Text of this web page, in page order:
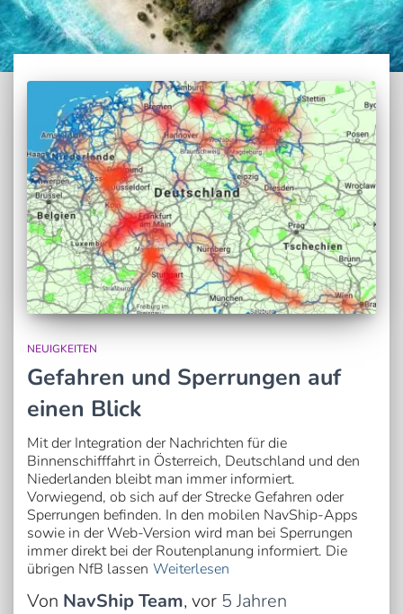
NEUIGKEITEN
Gefahren und Sperrungen auf
einen Blick
Mit der Integration der Nachrichten für die
Binnenschifffahrt in Österreich, Deutschland und den
Niederlanden bleibt man immer informiert.
Vorwiegend, ob sich auf der Strecke Gefahren oder
Sperrungen befinden. In den mobilen NavShip-Apps
sowie in der Web-Version wird man bei Sperrungen
immer direkt bei der Routenplanung informiert. Die
übrigen NfB lassen Weiterlesen
Von NavShip Team, vor 5 Jahren